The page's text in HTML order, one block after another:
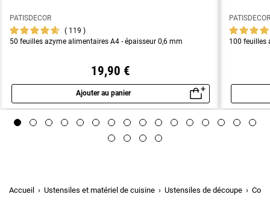
PATISDECOR
119
50 feuilles azyme alimentaires A4 - épaisseur 0,6 mm
19,90 €
Ajouter au panier
Aperçu rapide
100 feuilles
Accueil Ustensiles et matériel de cuisine Ustensiles de découpe